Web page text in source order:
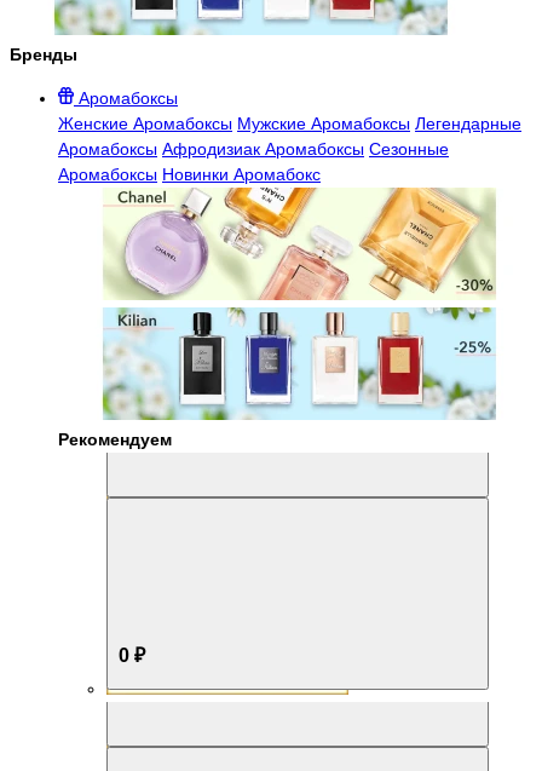
Бренды
Аромабоксы
Женские Аромабоксы Мужские Аромабоксы Легендарные
Аромабоксы Афродизиак Аромабоксы Сезонные
Аромабоксы Новинки Аромабокс
Рекомендуем
0 ₽